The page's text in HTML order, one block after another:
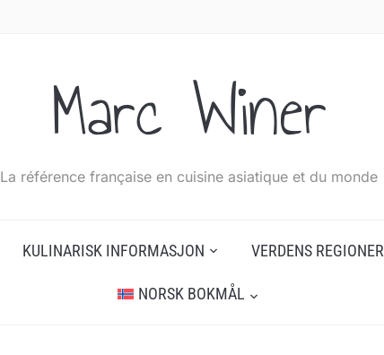
Marc Winer
La référence française en cuisine asiatique et du monde
KULINARISK INFORMASJON VERDENS REGIONER
NORSK BOKMÅL